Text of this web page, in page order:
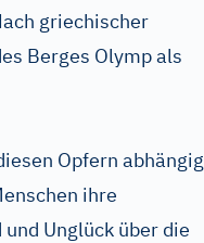
griechischer
Berges Olymp als
Opfern abhängig
ihre
Unglück über die